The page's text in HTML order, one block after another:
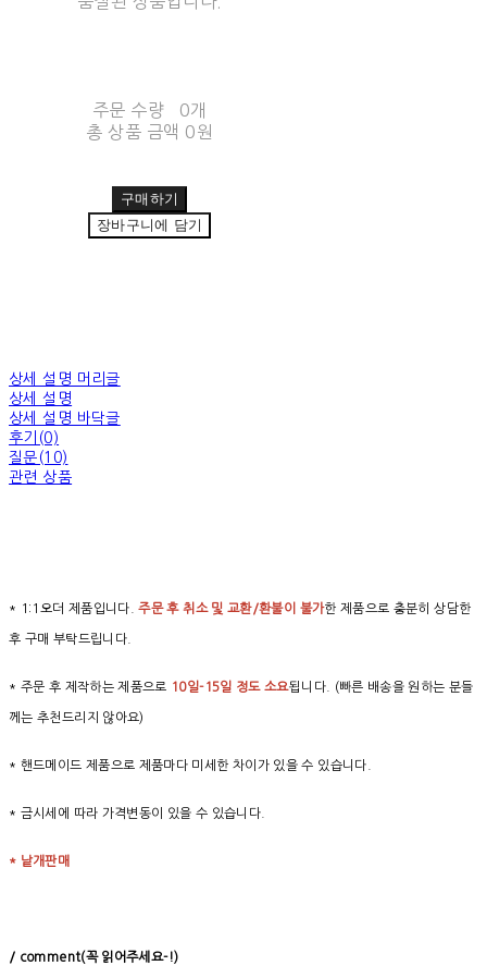
주문 수량
0개
총 상품 금액 0원
구매하기
장바구니에 담기
상세 설명 머리글
상세 설명
상세 설명 바닥글
후기(0)
질문(10)
관련 상품
* 1:1오더 제품입니다.주문 후 취소 및 교환/환불이 불가한 제품으로 충분히 상담한
후 구매 부탁드립니다.
* 주문 후 제작하는 제품으로 10일-15일 정도 소요됩니다. (빠른 배송을 원하는 분들
께는 추천드리지 않아요)
* 핸드메이드 제품으로 제품마다 미세한 차이가 있을 수 있습니다.
* 금시세에 따라 가격변동이 있을 수 있습니다.
* 낱개판매
/ comment(꼭 읽어주세요-!)